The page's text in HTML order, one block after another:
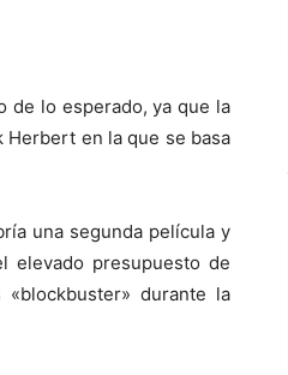
de lo esperado, ya que la
Herbert en la que se basa
una segunda película y
elevado presupuesto de
durante la